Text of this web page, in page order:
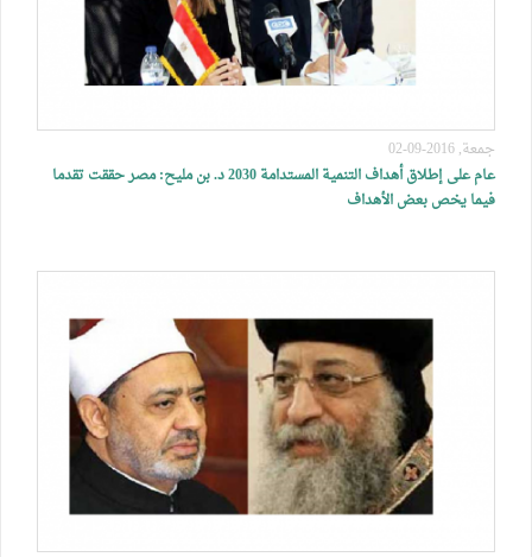
جمعة, 2016-09-02
عام على إطلاق أهداف التنمية المستدامة 2030 د. بن مليح: مصر حققت تقدما
فيما يخص بعض الأهداف